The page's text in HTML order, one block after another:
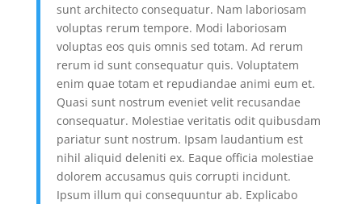
sunt architecto consequatur. Nam laboriosam
voluptas rerum tempore. Modi laboriosam
voluptas eos quis omnis sed totam. Ad rerum
rerum id sunt consequatur quis. Voluptatem
enim quae totam et repudiandae animi eum et.
Quasi sunt nostrum eveniet velit recusandae
consequatur. Molestiae veritatis odit quibusdam
pariatur sunt nostrum. Ipsam laudantium est
nihil aliquid deleniti ex. Eaque officia molestiae
dolorem accusamus quis corrupti incidunt.
Ipsum illum qui consequuntur ab. Explicabo